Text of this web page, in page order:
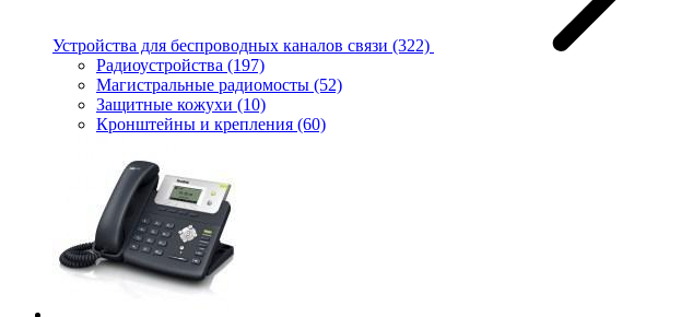
Устройства для беспроводных каналов связи (322)
Радиоустройства (197)
Магистральные радиомосты (52)
Защитные кожухи (10)
Кронштейны и крепления (60)